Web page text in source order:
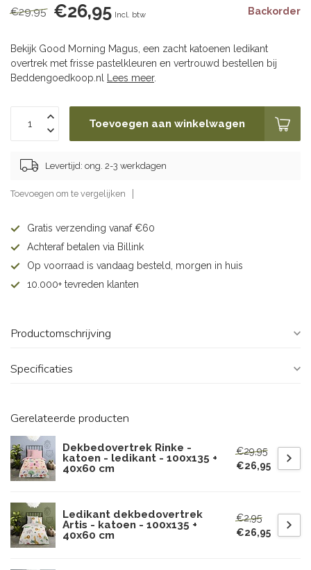
€29,95 €26,95 Incl. btw Backorder
Bekijk Good Morning Magus, een zacht katoenen ledikant
overtrek met frisse pastelkleuren en vertrouwd bestellen bij
Beddengoedkoop.nl
Lees meer.
Toevoegen aan winkelwagen
Levertijd: ong. 2-3 werkdagen
Toevoegen om te vergelijken
Gratis verzending vanaf €60
Achteraf betalen via Billink
Op voorraad is vandaag besteld, morgen in huis
10.000+ tevreden klanten
Productomschrijving
Specificaties
Gerelateerde producten
Dekbedovertrek Rinke -
katoen - ledikant - 100x135 +
40x60 cm
€29,95
€26,95
Ledikant dekbedovertrek
Artis - katoen - 100x135 +
40x60 cm
€2,95
€26,95